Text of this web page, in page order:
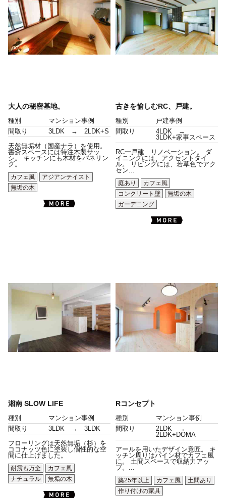
大人の秘密基地。
種別
マンション事例
間取り
3LDK → 2LDK+S
天然無垢材（国産ナラ）を使用。
書斎スペースには特注木製サッ
シ。 キッチンにも木材をパネリン
グ。
カフェ風
アジアンテイスト
無垢の木
古きを愉しむRC、戸建。
種別
戸建事例
間取り
4LDK →
3LDK+家事スペース
RC一戸建 リノベーション。 ダ
イニングには、アクセントタイ
ル。 リビングには、若草色でアク
セン...
庭あり
カフェ風
コンクリート壁
無垢の木
ガーデニング
湘南 SLOW LIFE
種別
マンション事例
間取り
3LDK → 3LDK
フローリングは天然無垢（杉）を
ココナッツ色に塗装し個性的な空
間に仕上げました。
耐震も万全
カフェ風
ナチュラル
無垢の木
Rコンセプト
種別
マンション事例
間取り
2LDK →
2LDK+DOMA
アールを用いたデザイン意匠。 キ
ッチン周りはパイン材でカフェ風
に。 土間スペースで収納力アッ
プ。...
築25年以上
カフェ風
土間あり
作り付けの家具